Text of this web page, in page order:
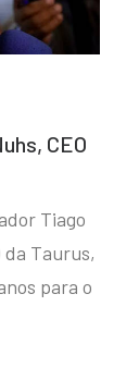
CEO
Tiago
da Taurus,
para o